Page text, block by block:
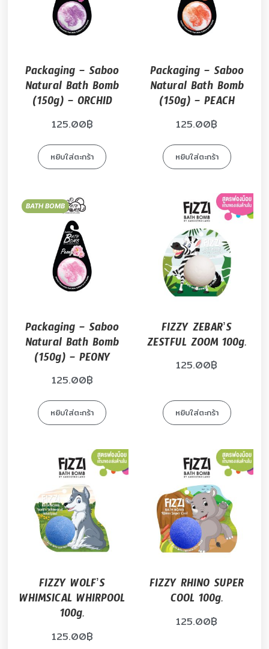
Packaging – Saboo
Natural Bath Bomb
(150g) – ORCHID
125.00฿
หยิบใส่ตะกร้า
Packaging – Saboo
Natural Bath Bomb
(150g) – PEACH
125.00฿
หยิบใส่ตะกร้า
BATH BOMB
Packaging – Saboo
Natural Bath Bomb
(150g) – PEONY
125.00฿
หยิบใส่ตะกร้า
FIZZY ZEBAR’S
ZESTFUL ZOOM 100g.
125.00฿
หยิบใส่ตะกร้า
FIZZY WOLF’S
WHIMSICAL WHIRPOOL
100g.
125.00฿
FIZZY RHINO SUPER
COOL 100g.
125.00฿